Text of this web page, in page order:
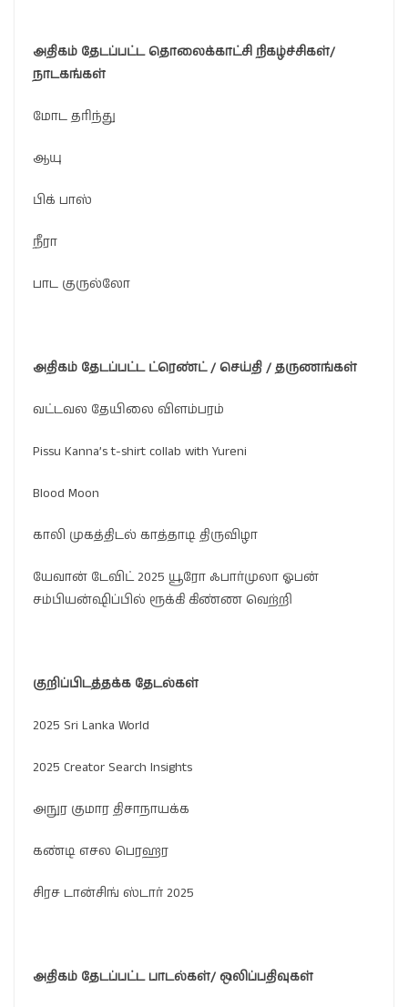
அதிகம் தேடப்பட்ட தொலைக்காட்சி நிகழ்ச்சிகள்/
நாடகங்கள்
மோட தரிந்து
ஆயு
பிக் பாஸ்
நீரா
பாட குருல்லோ
அதிகம் தேடப்பட்ட ட்ரெண்ட்/ செய்தி / தருணங்கள்
வட்டவல தேயிலை விளம்பரம்
Pissu Kanna’s t-shirt collab with Yureni
Blood Moon
காலி முகத்திடல் காத்தாடி திருவிழா
யேவான் டேவிட் 2025 யூரோ ஃபார்முலா ஓபன்
சம்பியன்ஷிப்பில் ரூக்கி கிண்ண வெற்றி
குறிப்பிடத்தக்க தேடல்கள்
2025 Sri Lanka World
2025 Creator Search Insights
அநுர குமார திசாநாயக்க
கண்டி எசல பெரஹர
சிரச டான்சிங் ஸ்டார் 2025
அதிகம் தேடப்பட்ட பாடல்கள்/ ஒலிப்பதிவுகள்